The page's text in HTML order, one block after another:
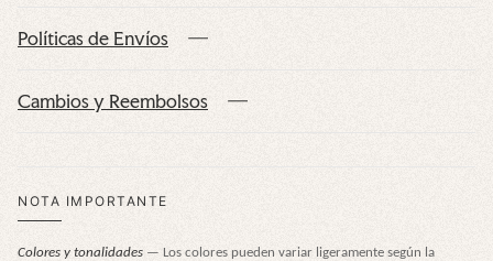
Políticas de Envíos
Cambios y Reembolsos
NOTA IMPORTANTE
Colores y tonalidades — Los colores pueden variar ligeramente según la